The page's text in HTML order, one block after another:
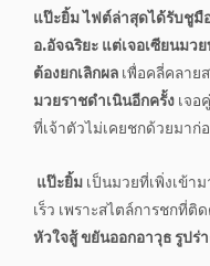
แป๊ะยิ้ม ไฟต์ล่าสุดได้รับชูมื
อ.อัจฉริยะ แต่เจอเซียนมว
ต้องยกเลิกผลเพื่อคลี่คลาย
มวยราชดำเนินอีกครั้งเจอ
ที่เจ้าตัวไม่เคยชกด้วยมาก่
แป๊ะยิ้มเป็นมวยที่เพิ่งเข้า
เร็ว เพราะสไตล์การชกที่
หัวใจสู้ ขยันออกอาวุธ รูปร่